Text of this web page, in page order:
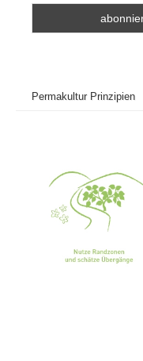
Permakultur Prinzipien